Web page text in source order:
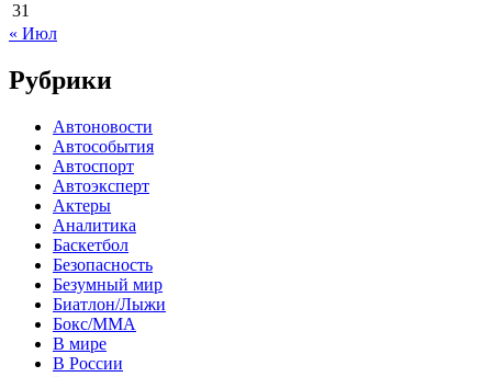
31
« Июл
Рубрики
Автоновости
Автособытия
Автоспорт
Автоэксперт
Актеры
Аналитика
Баскетбол
Безопасность
Безумный мир
Биатлон/Лыжи
Бокс/MMA
В мире
В России